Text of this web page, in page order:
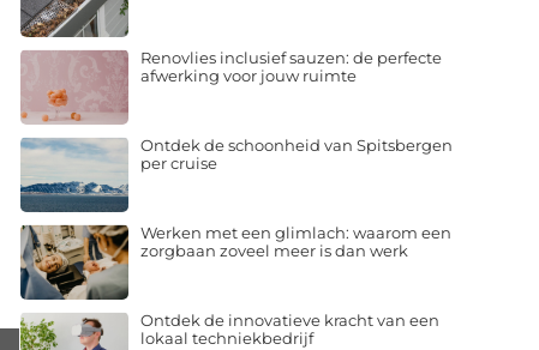
Renovlies inclusief sauzen: de perfecte
afwerking voor jouw ruimte
Ontdek de schoonheid van Spitsbergen
per cruise
Werken met een glimlach: waarom een
zorgbaan zoveel meer is dan werk
Ontdek de innovatieve kracht van een
lokaal techniekbedrijf